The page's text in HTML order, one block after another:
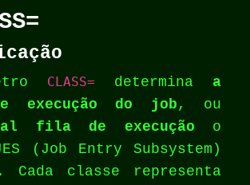
CLASS= determina a
execução do job , ou
fila de execução o
(Job Entry Subsystem)
classe representa